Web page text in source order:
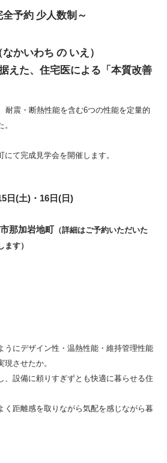
全予約 少人数制～
かいわち の いえ）
えた、住宅医による「本質改善
耐震・断熱性能を含む6つの性能を定量的
て完成見学会を開催します。
日(土)・16日(日)
那加岩地町 （詳細はご予約いただいた
す）
にデザイン性・温熱性能・維持管理性能
させたか。
設備に頼りすぎずとも快適に暮らせる住
距離感を取りながら気配を感じながら暮